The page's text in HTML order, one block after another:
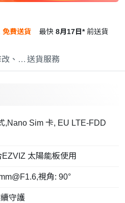
免費送貨 最快 8月17日* 前送貨
、取消與退款政策
送貨服務
,Nano Sim 卡, EU LTE-FDD
太陽能板使用
,視角: 90°
守護